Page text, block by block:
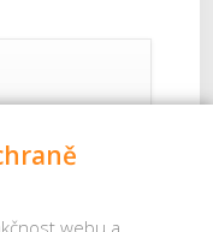
webu a